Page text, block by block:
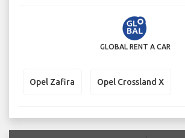
GLOBAL RENT A CAR
Opel Zafira Opel Crossland X